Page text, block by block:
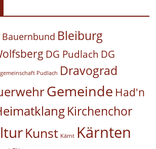
Bauernbund Bleiburg
DG Pudlach DG
Pudlach Dravograd
Gemeinde Had'n
Kirchenchor
Kunst Kärnt Kärnten